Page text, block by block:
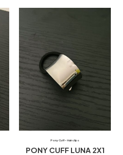
Pony Cuff- Hair clips
PONY CUFF LUNA 2X1